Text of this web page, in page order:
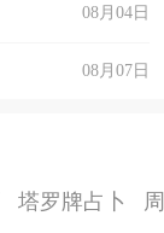
08月04日
08月07日
塔罗牌占卜